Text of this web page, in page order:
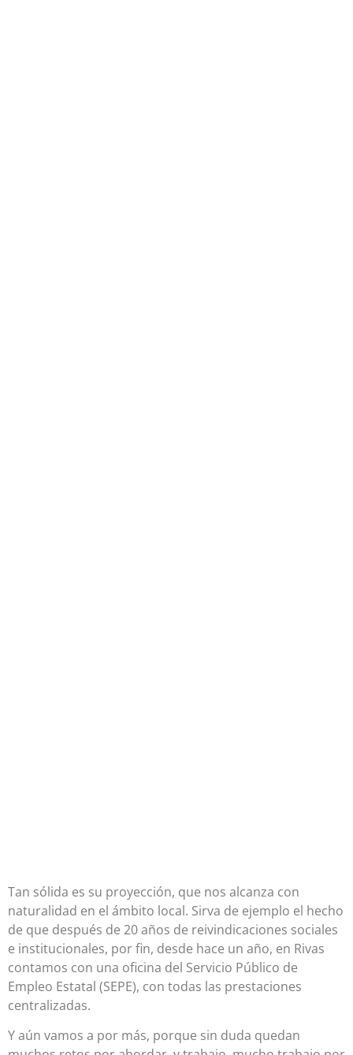
Tan sólida es su proyección, que nos alcanza con
naturalidad en el ámbito local. Sirva de ejemplo el hecho
de que después de 20 años de reivindicaciones sociales
e institucionales, por fin, desde hace un año, en Rivas
contamos con una oficina del Servicio Público de
Empleo Estatal (SEPE), con todas las prestaciones
centralizadas.
Y aún vamos a por más, porque sin duda quedan